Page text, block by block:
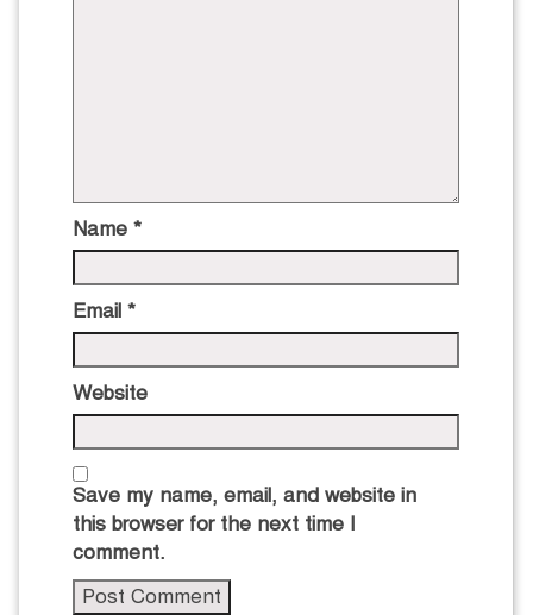
Name *
Email *
Website
Save my name, email, and website in
this browser for the next time I
comment.